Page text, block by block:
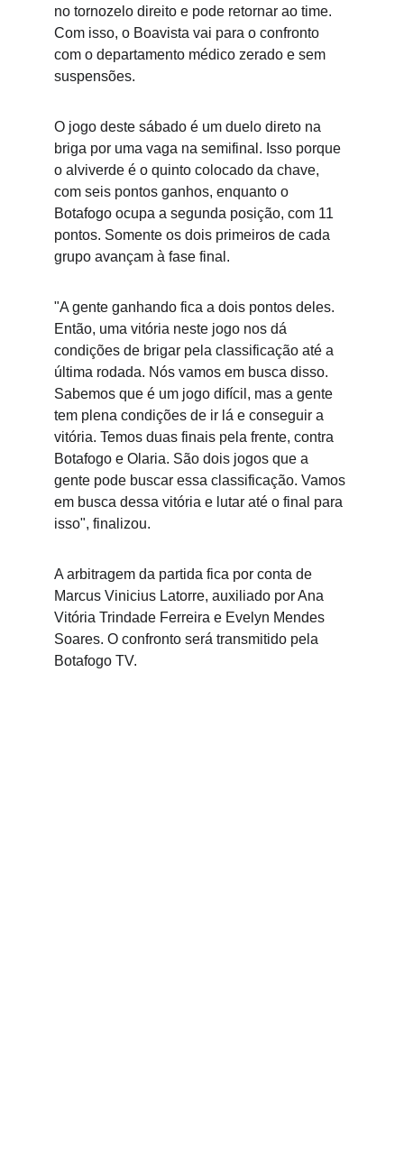
no tornozelo direito e pode retornar ao time.
Com isso, o Boavista vai para o confronto
com o departamento médico zerado e sem
suspensões.
O jogo deste sábado é um duelo direto na
briga por uma vaga na semifinal. Isso porque
o alviverde é o quinto colocado da chave,
com seis pontos ganhos, enquanto o
Botafogo ocupa a segunda posição, com 11
pontos. Somente os dois primeiros de cada
grupo avançam à fase final.
"A gente ganhando fica a dois pontos deles.
Então, uma vitória neste jogo nos dá
condições de brigar pela classificação até a
última rodada. Nós vamos em busca disso.
Sabemos que é um jogo difícil, mas a gente
tem plena condições de ir lá e conseguir a
vitória. Temos duas finais pela frente, contra
Botafogo e Olaria. São dois jogos que a
gente pode buscar essa classificação. Vamos
em busca dessa vitória e lutar até o final para
isso", finalizou.
A arbitragem da partida fica por conta de
Marcus Vinicius Latorre, auxiliado por Ana
Vitória Trindade Ferreira e Evelyn Mendes
Soares. O confronto será transmitido pela
Botafogo TV.